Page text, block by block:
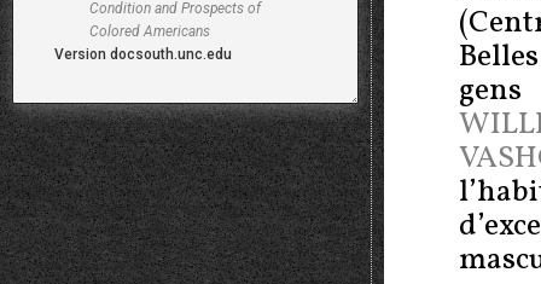
Condition and Prospects of
Colored Americans
Version docsouth.unc.edu